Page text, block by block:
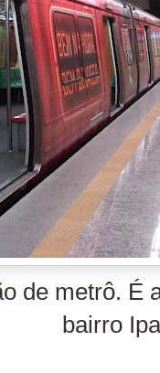
de metrô. É
bairro